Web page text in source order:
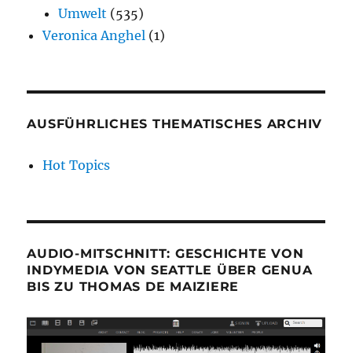
Umwelt (535)
Veronica Anghel (1)
AUSFÜHRLICHES THEMATISCHES ARCHIV
Hot Topics
AUDIO-MITSCHNITT: GESCHICHTE VON
INDYMEDIA VON SEATTLE ÜBER GENUA
BIS ZU THOMAS DE MAIZIERE